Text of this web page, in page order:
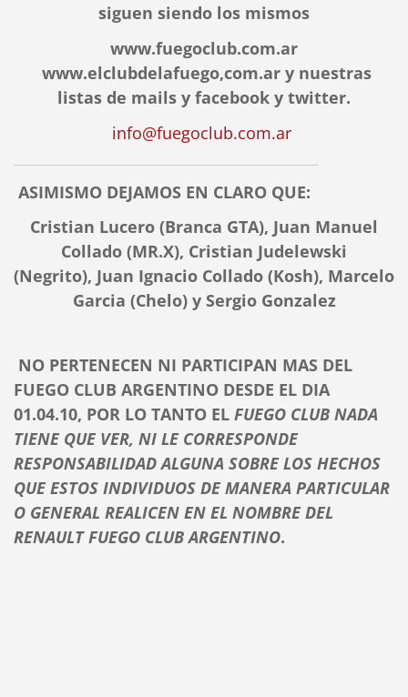
siguen siendo los mismos
www.fuegoclub.com.ar
www.elclubdelafuego,com.ar y nuestras
listas de mails y facebook y twitter.
info@fuegoclub.com.ar
ASIMISMO DEJAMOS EN CLARO QUE:
Cristian Lucero (Branca GTA), Juan Manuel
Collado (MR.X), Cristian Judelewski
(Negrito), Juan Ignacio Collado (Kosh), Marcelo
Garcia (Chelo) y Sergio Gonzalez
NO PERTENECEN NI PARTICIPAN MAS DEL
FUEGO CLUB ARGENTINO DESDE EL DIA
01.04.10, POR LO TANTO EL FUEGO CLUB NADA
TIENE QUE VER, NI LE CORRESPONDE
RESPONSABILIDAD ALGUNA SOBRE LOS HECHOS
QUE ESTOS INDIVIDUOS DE MANERA PARTICULAR
O GENERAL REALICEN EN EL NOMBRE DEL
RENAULT FUEGO CLUB ARGENTINO.